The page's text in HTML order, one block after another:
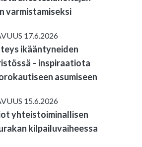
varmistamiseksi
17.6.2026
ikääntyneiden
– inspiraatiota
asumiseen
15.6.2026
yhteistoiminallisen
kilpailuvaiheessa